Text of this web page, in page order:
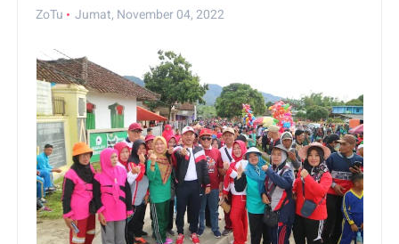
ZoTu Jumat, November 04, 2022